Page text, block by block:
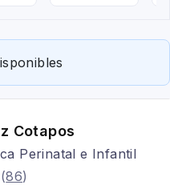
Cotapos
Perinatal e Infantil
(86)